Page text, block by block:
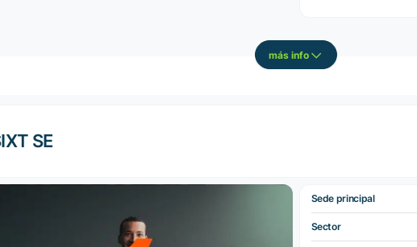
más info
SE
Sede principal
Sector